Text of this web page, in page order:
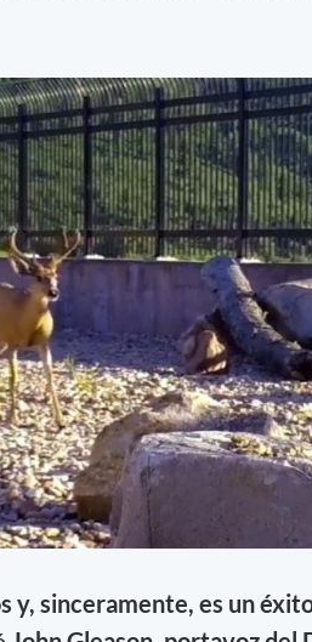
y, sinceramente, es un